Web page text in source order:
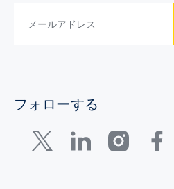
フォローする